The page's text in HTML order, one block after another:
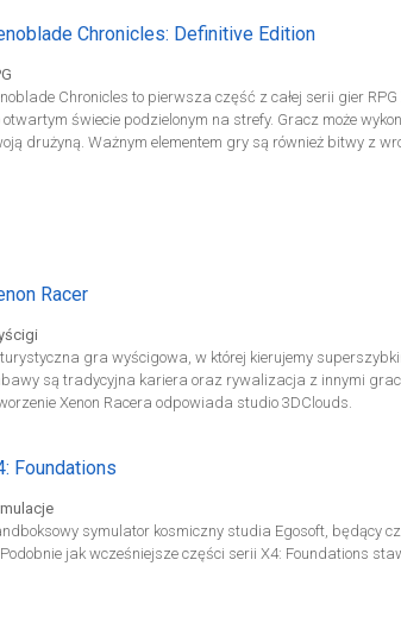
Chronicles: Definitive Edition
Chronicles to pierwsza część z całej serii gier
otwartym świecie podzielonym na strefy. Gracz może
drużyną. Ważnym elementem gry są również bitwy z
muzycznym, nowi i powracający gracze mogą na
Racer
gra wyścigowa, w której kierujemy
są tradycyjna kariera oraz rywalizacja z innymi
Xenon Racera odpowiada studio 3DClouds.
Foundations
symulator kosmiczny studia Egosoft, będący
jak wcześniejsze części serii X4: Foundations